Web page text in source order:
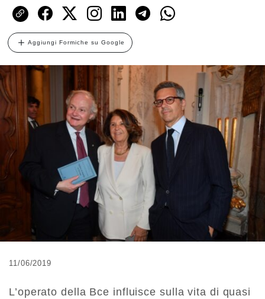
Aggiungi Formiche su Google
11/06/2019
L’operato della Bce influisce sulla vita di quasi